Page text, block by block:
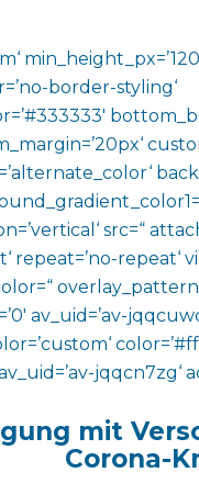
border-styling‘
src=“
repeat=’no-repeat‘
av_uid=’av-
jqqcn7zg‘
mit
Corona-